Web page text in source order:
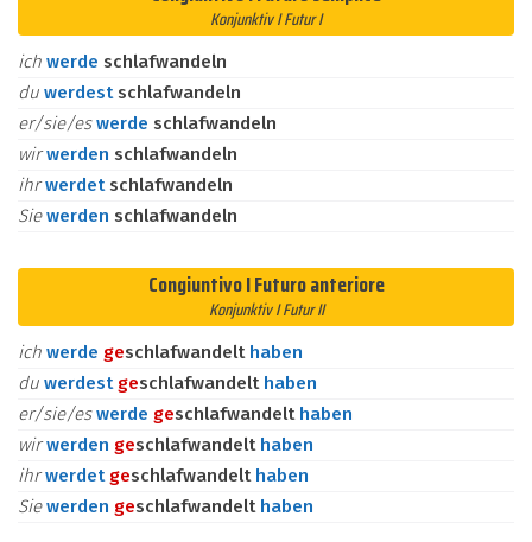
Konjunktiv I Futur I
ich werde schlafwandeln
du werdest schlafwandeln
er/sie/eswerde schlafwandeln
wirwerden schlafwandeln
ihrwerdet schlafwandeln
Siewerden schlafwandeln
Congiuntivo I Futuro anteriore
Konjunktiv I Futur II
ich werde geschlafwandelt haben
du werdest geschlafwandelt haben
er/sie/eswerde geschlafwandelt haben
wirwerden geschlafwandelt haben
ihrwerdet geschlafwandelt haben
Siewerden geschlafwandelt haben